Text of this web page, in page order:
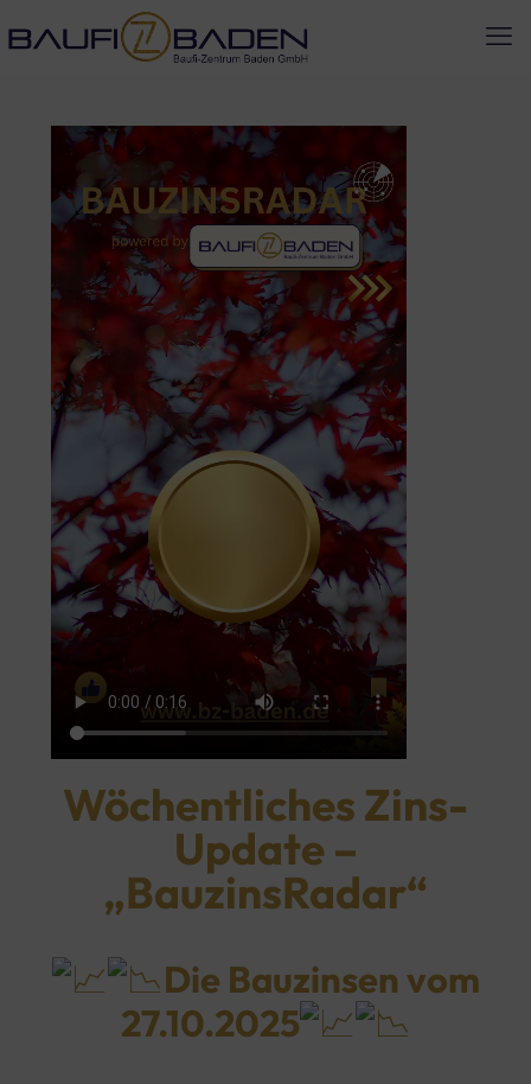
Wöchentliches Zins-
Update –
„BauzinsRadar“
Die Bauzinsen vom
27.10.2025